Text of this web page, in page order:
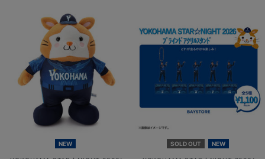
NEW SOLD OUT NEW